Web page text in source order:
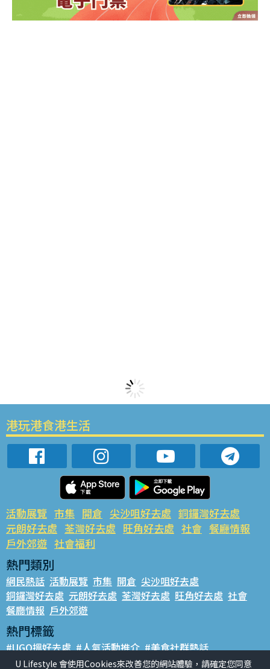
港玩港食港生活
活動展覽 市集 開倉 尖沙咀好去處 銅鑼灣好去處
元朗好去處 荃灣好去處 旺角好去處 社會 餐廳情報
戶外郊遊 社會福利
熱門類別
網民熱話 活動展覽 市集 開倉 尖沙咀好去處
銅鑼灣好去處 元朗好去處 荃灣好去處 旺角好去處 社會
餐廳情報 戶外郊遊
熱門標籤
#UGO搵好去處 #人氣活動推介 #美食社群熱話
#親子玩樂好去處 #ULifestyle應用程式 #限時搶
U Lifestyle 會使用Cookies來改善您的網站體驗，請確定您同意